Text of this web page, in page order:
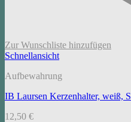
Zur Wunschliste hinzufügen
Schnellansicht
Aufbewahrung
IB Laursen Kerzenhalter, weiß, S
12,50 €